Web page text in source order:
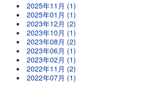
2025年11月 (1)
2025年01月 (1)
2023年12月 (2)
2023年10月 (1)
2023年08月 (2)
2023年06月 (1)
2023年02月 (1)
2022年11月 (2)
2022年07月 (1)